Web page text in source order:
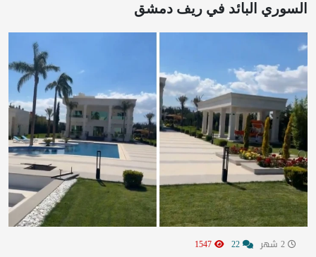
السوري البائد في ريف دمشق